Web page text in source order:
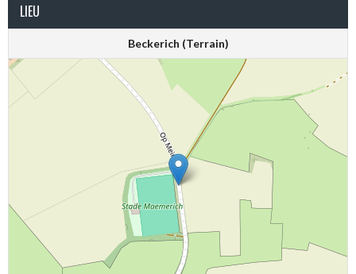
LIEU
Beckerich (Terrain)